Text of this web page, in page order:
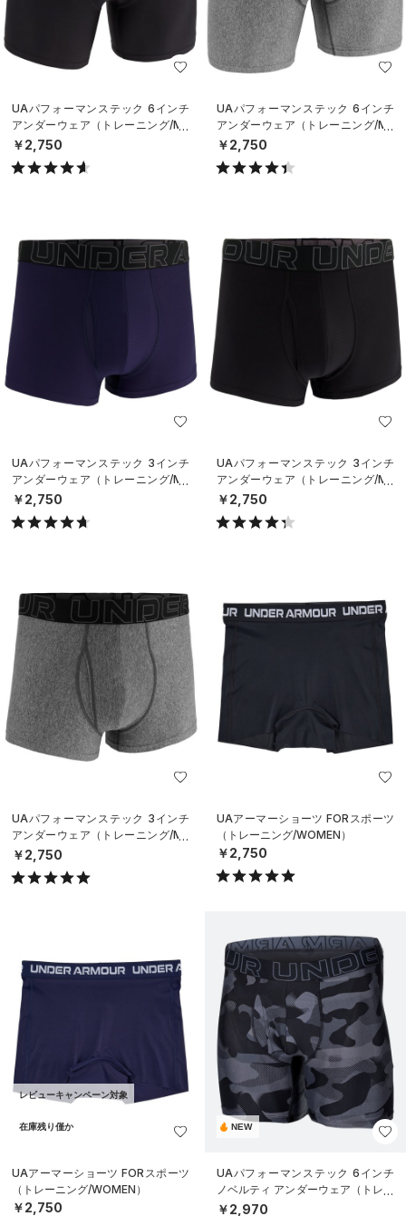
UAパフォーマンステック 6インチ
アンダーウェア（トレーニング/ME
N）
￥2,750
UAパフォーマンステック 6インチ
アンダーウェア（トレーニング/ME
N）
￥2,750
UAパフォーマンステック 3インチ
アンダーウェア（トレーニング/ME
N）
￥2,750
UAパフォーマンステック 3インチ
アンダーウェア（トレーニング/ME
N）
￥2,750
UAパフォーマンステック 3インチ
アンダーウェア（トレーニング/ME
N）
￥2,750
UAアーマーショーツ FORスポーツ
（トレーニング/WOMEN）
￥2,750
レビューキャンペーン対象
在庫残り僅か
UAアーマーショーツ FORスポーツ
（トレーニング/WOMEN）
￥2,750
NEW
UAパフォーマンステック 6インチ
ノベルティ アンダーウェア（トレー
ニング/MEN）
￥2,970